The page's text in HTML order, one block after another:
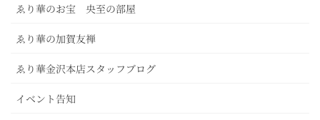
ゑり華のお宝 央至の部屋
ゑり華の加賀友禅
ゑり華金沢本店スタッフブログ
イベント告知